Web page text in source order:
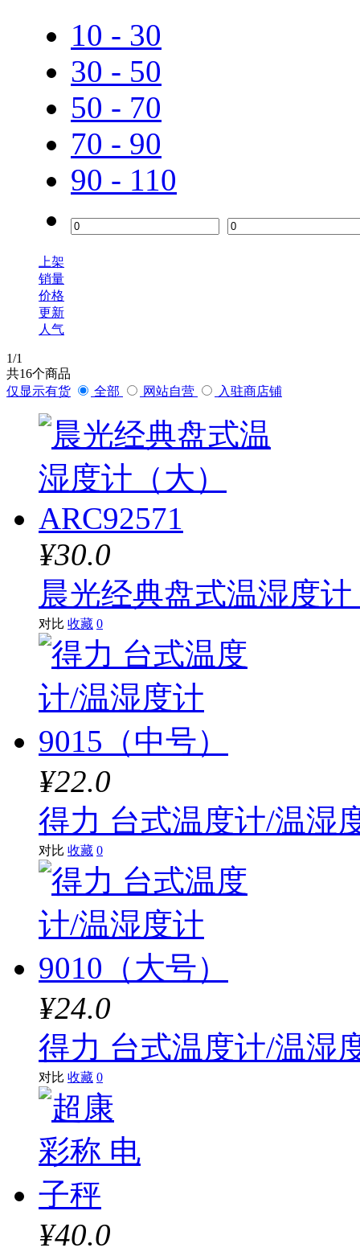
10 - 30
30 - 50
50 - 70
70 - 90
90 - 110
上架
销量
价格
更新
人气
1/1
共16个商品
仅显示有货
全部 网站自营 入驻商店铺
¥30.0
晨光经典盘式温湿度
对比 收藏 0
¥22.0
得力 台式温度计/温湿
对比 收藏 0
¥24.0
得力 台式温度计/温湿
对比 收藏 0
¥40.0